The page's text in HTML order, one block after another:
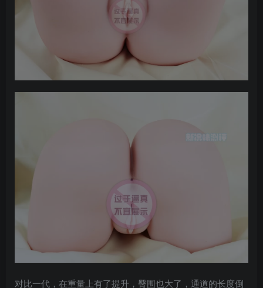
对比一代，在重量上有了提升，臀围也大了，通道的长度倒